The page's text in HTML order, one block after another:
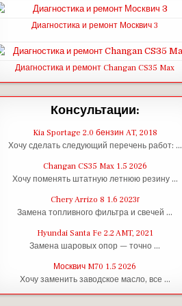
Диагностика и ремонт Москвич 3
Диагностика и ремонт Changan CS35 Max
Консультации:
Kia Sportage 2.0 бензин AT, 2018
Хочу сделать следующий перечень работ: …
Changan CS35 Max 1.5 2026
Хочу поменять штатную летнюю резину …
Chery Arrizo 8 1.6 2023г
Замена топливного фильтра и свечей …
Hyundai Santa Fe 2.2 AMT, 2021
Замена шаровых опор — точно …
Москвич M70 1.5 2026
Хочу заменить заводское масло, все …